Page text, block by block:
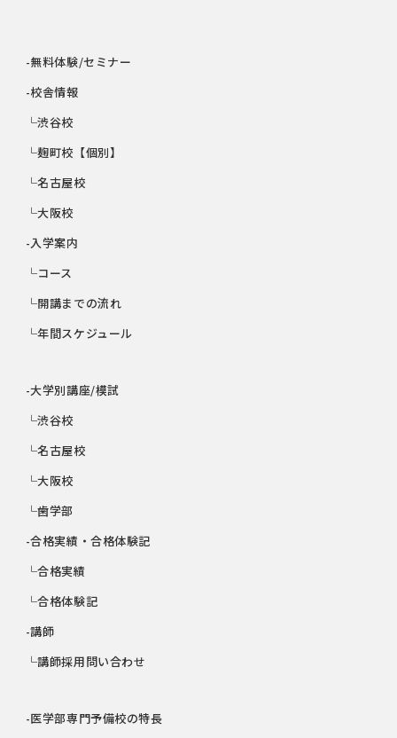
-無料体験/セミナー
-校舎情報
└渋谷校
└麹町校【個別】
└名古屋校
└大阪校
-入学案内
└コース
└開講までの流れ
└年間スケジュール
-大学別講座/模試
└渋谷校
└名古屋校
└大阪校
└歯学部
-合格実績・合格体験記
└合格実績
└合格体験記
-講師
└講師採用問い合わせ
-医学部専門予備校の特長